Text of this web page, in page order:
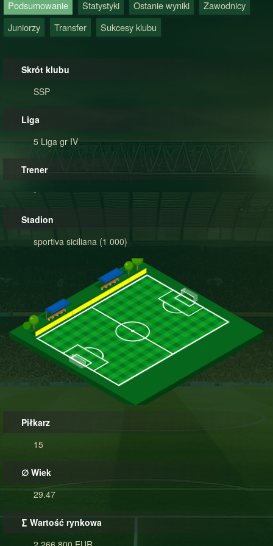
Podsumowanie Statystyki Ostanie wyniki
Zawodnicy
Juniorzy
Transfer Sukcesy klubu
Skrót klubu
SSP
Liga
5 Liga gr IV
Trener
-
Stadion
sportiva siciliana (1 000)
Piłkarz
15
∅ Wiek
29.47
∑ Wartość rynkowa